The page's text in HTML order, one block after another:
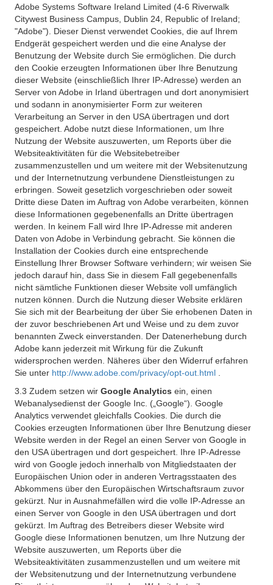
Adobe Systems Software Ireland Limited (4-6 Riverwalk
Citywest Business Campus, Dublin 24, Republic of Ireland;
"Adobe"). Dieser Dienst verwendet Cookies, die auf Ihrem
Endgerät gespeichert werden und die eine Analyse der
Benutzung der Website durch Sie ermöglichen. Die durch
den Cookie erzeugten Informationen über Ihre Benutzung
dieser Website (einschließlich Ihrer IP-Adresse) werden an
Server von Adobe in Irland übertragen und dort anonymisiert
und sodann in anonymisierter Form zur weiteren
Verarbeitung an Server in den USA übertragen und dort
gespeichert. Adobe nutzt diese Informationen, um Ihre
Nutzung der Website auszuwerten, um Reports über die
Websiteaktivitäten für die Websitebetreiber
zusammenzustellen und um weitere mit der Websitenutzung
und der Internetnutzung verbundene Dienstleistungen zu
erbringen. Soweit gesetzlich vorgeschrieben oder soweit
Dritte diese Daten im Auftrag von Adobe verarbeiten, können
diese Informationen gegebenenfalls an Dritte übertragen
werden. In keinem Fall wird Ihre IP-Adresse mit anderen
Daten von Adobe in Verbindung gebracht. Sie können die
Installation der Cookies durch eine entsprechende
Einstellung Ihrer Browser Software verhindern; wir weisen Sie
jedoch darauf hin, dass Sie in diesem Fall gegebenenfalls
nicht sämtliche Funktionen dieser Website voll umfänglich
nutzen können. Durch die Nutzung dieser Website erklären
Sie sich mit der Bearbeitung der über Sie erhobenen Daten in
der zuvor beschriebenen Art und Weise und zu dem zuvor
benannten Zweck einverstanden. Der Datenerhebung durch
Adobe kann jederzeit mit Wirkung für die Zukunft
widersprochen werden. Näheres über den Widerruf erfahren
Sie unter http://www.adobe.com/privacy/opt-out.html
3.3 Zudem setzen wir Google Analytics ein, einen
Webanalysedienst der Google Inc. („Google“). Google
Analytics verwendet gleichfalls Cookies. Die durch die
Cookies erzeugten Informationen über Ihre Benutzung dieser
Website werden in der Regel an einen Server von Google in
den USA übertragen und dort gespeichert. Ihre IP-Adresse
wird von Google jedoch innerhalb von Mitgliedstaaten der
Europäischen Union oder in anderen Vertragsstaaten des
Abkommens über den Europäischen Wirtschaftsraum zuvor
gekürzt. Nur in Ausnahmefällen wird die volle IP-Adresse an
einen Server von Google in den USA übertragen und dort
gekürzt. Im Auftrag des Betreibers dieser Website wird
Google diese Informationen benutzen, um Ihre Nutzung der
Website auszuwerten, um Reports über die
Websiteaktivitäten zusammenzustellen und um weitere mit
der Websitenutzung und der Internetnutzung verbundene